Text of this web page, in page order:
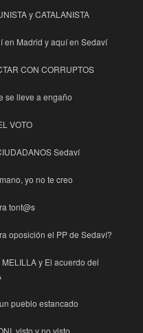
y CATALANISTA
en Madrid y aquí en Sedaví
CON CORRUPTOS
se lleve a engaño
VOTO
Sedaví
yo no te creo
tont@s
oposición el PP de Sedaví?
y El acuerdo del
pueblo estancado